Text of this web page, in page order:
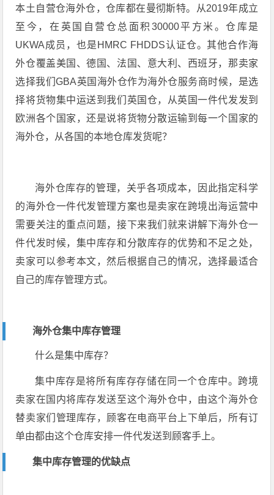
本土自营仓海外仓，仓库都在曼彻斯特。从2019年成立
至今，在英国自营仓总面积30000平方米。仓库是
UKWA成员，也是HMRC FHDDS认证仓。其他合作海
外仓覆盖美国、德国、法国、意大利、西班牙，那卖家
选择我们GBA英国海外仓作为海外仓服务商时候，是选
择将货物集中运送到我们英国仓，从英国一件代发发到
欧洲各个国家，还是说将货物分散运输到每一个国家的
海外仓，从各国的本地仓库发货呢？
海外仓库存的管理，关乎各项成本，因此指定科学
的海外仓一件代发管理方案也是卖家在跨境出海运营中
需要关注的重点问题，接下来我们就来讲解下海外仓一
件代发时候，集中库存和分散库存的优势和不足之处，
卖家可以参考本文，然后根据自己的情况，选择最适合
自己的库存管理方式。
海外仓集中库存管理
什么是集中库存？
集中库存是将所有库存存储在同一个仓库中。跨境
卖家在国内将库存发送至这个海外仓中，由这个海外仓
替卖家们管理库存，顾客在电商平台上下单后，所有订
单由都由这个仓库安排一件代发送到顾客手上。
集中库存管理的优缺点